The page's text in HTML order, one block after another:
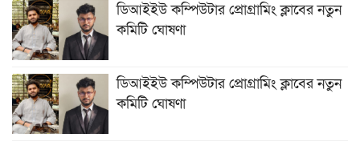
ডিআইইউ কম্পিউটার প্রোগ্রামিং ক্লাবের নতুন
কমিটি ঘোষণা
ডিআইইউ কম্পিউটার প্রোগ্রামিং ক্লাবের নতুন
কমিটি ঘোষণা